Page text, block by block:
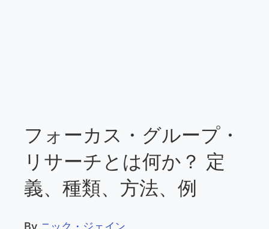
フォーカス・グループ・
リサーチとは何か？ 定
義、種類、方法、例
By ニック・ジェイン